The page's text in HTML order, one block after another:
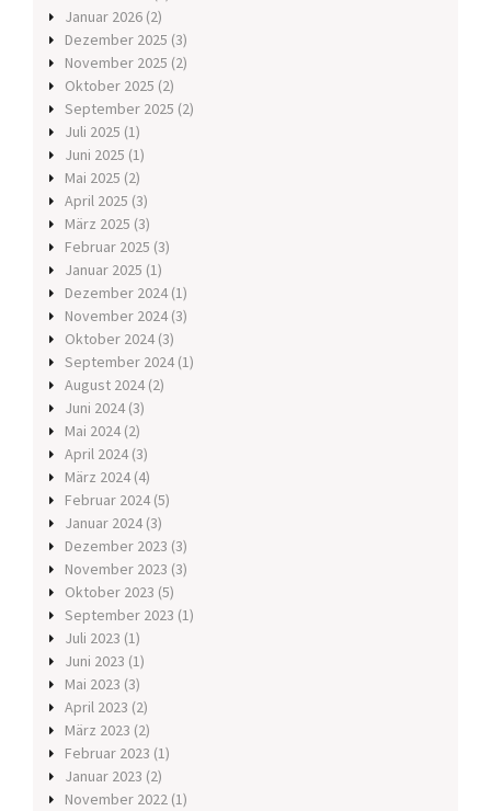
Januar 2026 (2)
Dezember 2025 (3)
November 2025 (2)
Oktober 2025 (2)
September 2025 (2)
Juli 2025 (1)
Juni 2025 (1)
Mai 2025 (2)
April 2025 (3)
März 2025 (3)
Februar 2025 (3)
Januar 2025 (1)
Dezember 2024 (1)
November 2024 (3)
Oktober 2024 (3)
September 2024 (1)
August 2024 (2)
Juni 2024 (3)
Mai 2024 (2)
April 2024 (3)
März 2024 (4)
Februar 2024 (5)
Januar 2024 (3)
Dezember 2023 (3)
November 2023 (3)
Oktober 2023 (5)
September 2023 (1)
Juli 2023 (1)
Juni 2023 (1)
Mai 2023 (3)
April 2023 (2)
März 2023 (2)
Februar 2023 (1)
Januar 2023 (2)
November 2022 (1)